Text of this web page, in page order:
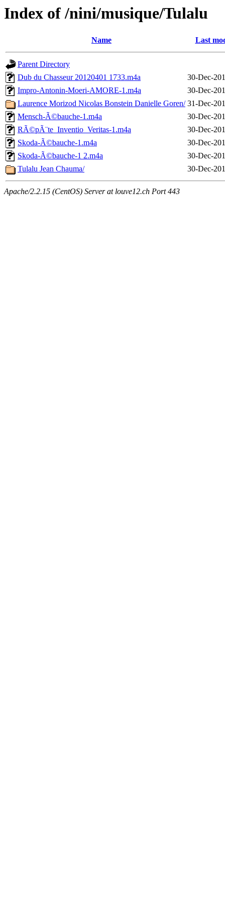
Index of /nini/musique/Tulalu
Name Last
Parent Directory
Dub du Chasseur 20120401 1733.m4a
30-Dec-
Impro-Antonin-Moeri-AMORE-1.m4a
30-Dec-
Laurence Morizod Nicolas Bonstein Danielle Goren/ 31-Dec-
Mensch-Ã©bauche-1.m4a
30-Dec-
RÃ©pÃ¨te_Inventio_Veritas-1.m4a
30-Dec-
Skoda-Ã©bauche-1.m4a
30-Dec-
Skoda-Ã©bauche-1 2.m4a
30-Dec-
Tulalu Jean Chauma/
30-Dec-
Apache/2.2.15 (CentOS) Server at louve12.ch Port 443